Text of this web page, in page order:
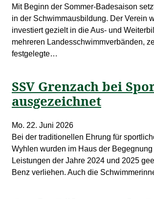
Mit Beginn der Sommer-Badesaison
in der Schwimmausbildung. Der Verein
investiert gezielt in die Aus- und
mehreren Landesschwimmverbänden,
festgelegte…
SSV Grenzach bei
ausgezeichnet
Mo. 22. Juni 2026
Bei der traditionellen Ehrung für
Wyhlen wurden im Haus der
Leistungen der Jahre 2024 und 2025
Benz verliehen. Auch die